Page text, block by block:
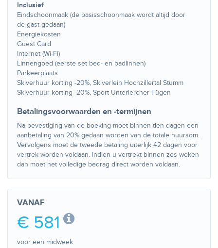
Inclusief
Eindschoonmaak (de basisschoonmaak wordt altijd door
de gast gedaan)
Energiekosten
Guest Card
Internet (Wi-Fi)
Linnengoed (eerste set bed- en badlinnen)
Parkeerplaats
Skiverhuur korting -20%, Skiverleih Hochzillertal Stumm
Skiverhuur korting -20%, Sport Unterlercher Fügen
Betalingsvoorwaarden en -termijnen
Na bevestiging van de boeking moet binnen tien dagen een
aanbetaling van 20% gedaan worden van de totale huursom.
Vervolgens moet de tweede betaling uiterlijk 42 dagen voor
vertrek worden voldaan. Indien u vertrekt binnen zes weken
dan moet het volledige bedrag direct worden voldaan.
VANAF
€ 581
voor een midweek